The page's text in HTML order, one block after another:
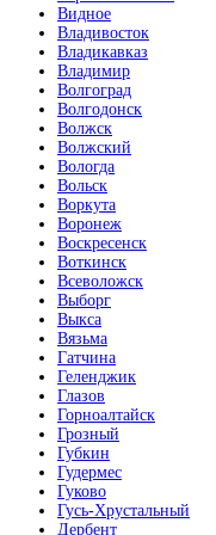
Видное
Владивосток
Владикавказ
Владимир
Волгоград
Волгодонск
Волжск
Волжский
Вологда
Вольск
Воркута
Воронеж
Воскресенск
Воткинск
Всеволожск
Выборг
Выкса
Вязьма
Гатчина
Геленджик
Глазов
Горноалтайск
Грозный
Губкин
Гудермес
Гуково
Гусь-Хрустальный
Дербент